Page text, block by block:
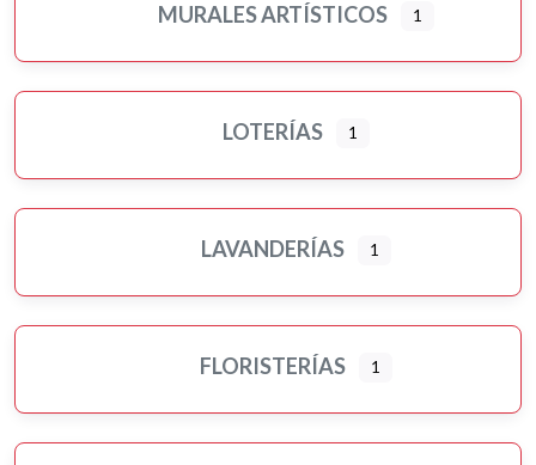
MURALES ARTÍSTICOS 1
LOTERÍAS 1
LAVANDERÍAS 1
FLORISTERÍAS 1